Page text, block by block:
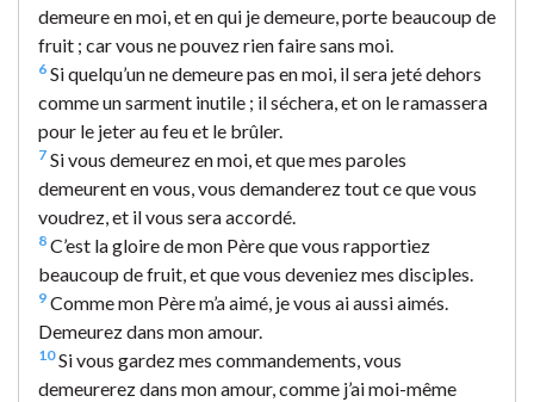
demeure en moi, et en qui je demeure, porte beaucoup de
fruit ; car vous ne pouvez rien faire sans moi.
6 Si quelqu’un ne demeure pas en moi, il sera jeté dehors
comme un sarment inutile ; il séchera, et on le ramassera
pour le jeter au feu et le brûler.
7 Si vous demeurez en moi, et que mes paroles
demeurent en vous, vous demanderez tout ce que vous
voudrez, et il vous sera accordé.
8 C’est la gloire de mon Père que vous rapportiez
beaucoup de fruit, et que vous deveniez mes disciples.
9 Comme mon Père m’a aimé, je vous ai aussi aimés.
Demeurez dans mon amour.
10Si vous gardez mes commandements, vous
demeurerez dans mon amour, comme j’ai moi-même